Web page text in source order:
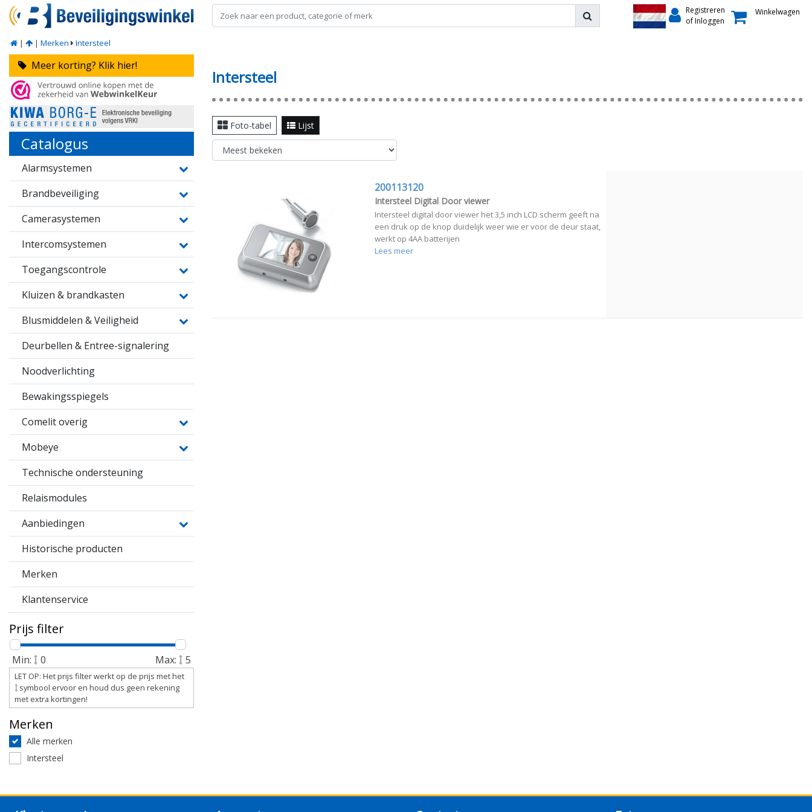
Registreren
of Inloggen
Winkelwagen
| | Merken Intersteel
Meer korting? Klik hier!
Catalogus
Alarmsystemen
Brandbeveiliging
Camerasystemen
Intercomsystemen
Toegangscontrole
Kluizen & brandkasten
Blusmiddelen & Veiligheid
Deurbellen & Entree-signalering
Noodverlichting
Bewakingsspiegels
Comelit overig
Mobeye
Technische ondersteuning
Relaismodules
Aanbiedingen
Historische producten
Merken
Klantenservice
Prijs filter
Min: 0 Max: 5
LET OP: Het prijs filter werkt op de prijs met het
symbool ervoor en houd dus geen rekening
met extra kortingen!
Merken
Alle merken
Intersteel
Intersteel
Foto-tabel Lijst
200113120
Intersteel Digital Door viewer
Intersteel digital door viewer het 3,5 inch LCD scherm geeft na
een druk op de knop duidelijk weer wie er voor de deur staat,
werkt op 4AA batterijen
Lees meer